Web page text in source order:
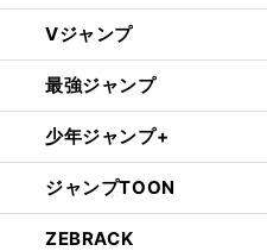
Vジャンプ
最強ジャンプ
少年ジャンプ+
ジャンプTOON
ZEBRACK